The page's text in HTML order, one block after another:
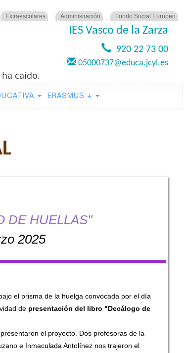
Extraescolares Administración Fondo Social Europeo
IES Vasco de la Zarza
920 22 73 00
05000737@educa.jcyl.es
caído.
ERASMUS +
DE HUELLAS"
2025
el prisma de la huelga convocada por el día
de presentación del libro "Decálogo de
el proyecto. Dos profesoras de la
e Inmaculada Antolínez nos trajeron el